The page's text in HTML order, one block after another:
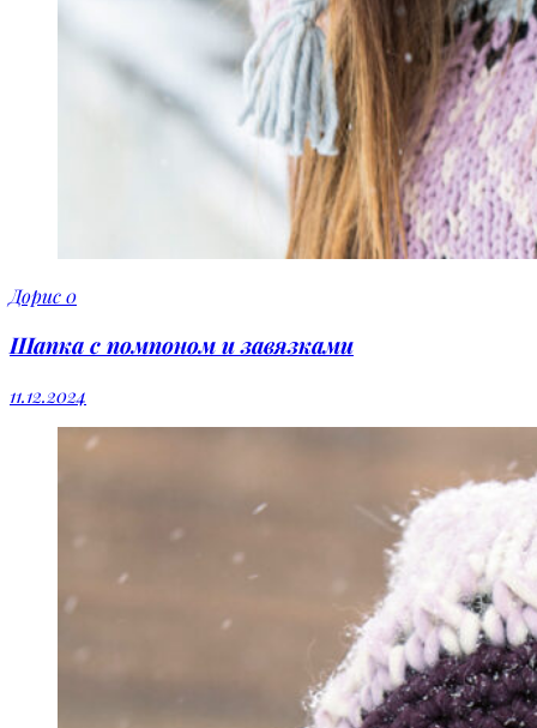
Дорис0
Шапка с помпоном и завязками
11.12.2024